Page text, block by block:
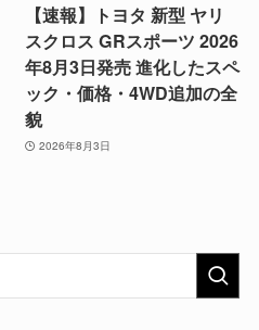
【速報】トヨタ 新型 ヤリ
スクロス GRスポーツ 2026
年8月3日発売 進化したスペ
ック・価格・4WD追加の全
貌
2026年8月3日